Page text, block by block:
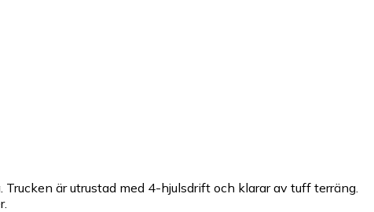
är utrustad med 4-hjulsdrift och klarar av tuff terräng.